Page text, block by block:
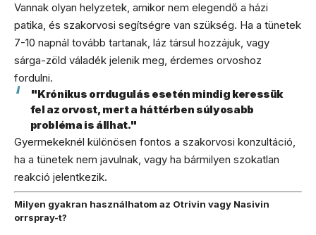
Vannak olyan helyzetek, amikor nem elegendő a házi
patika, és szakorvosi segítségre van szükség. Ha a tünetek
7-10 napnál tovább tartanak, láz társul hozzájuk, vagy
sárga-zöld váladék jelenik meg, érdemes orvoshoz
fordulni.
"Krónikus orrdugulás esetén mindig keressük
fel az orvost, mert a háttérben súlyosabb
probléma is állhat."
Gyermekeknél különösen fontos a szakorvosi konzultáció,
ha a tünetek nem javulnak, vagy ha bármilyen szokatlan
reakció jelentkezik.
Milyen gyakran használhatom az Otrivin vagy Nasivin
orrspray-t?